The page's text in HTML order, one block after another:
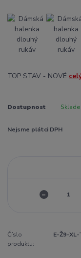
TOP STAV - NOVÉ
Dostupnost
Nejsme plátci DPH
Číslo
produktu:
E-Ž9-